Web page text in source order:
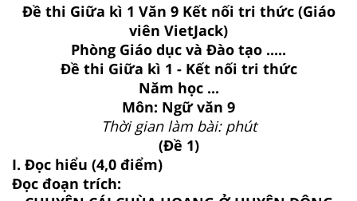
Đề thi Giữa kì 1 Văn 9 Kết nối tri thức (Giáo
viên VietJack)
Phòng Giáo dục và Đào tạo .....
Đề thi Giữa kì 1 - Kết nối tri thức
Năm học ...
Môn: Ngữ văn 9
Thời gian làm bài: phút
(Đề 1)
I. Đọc hiểu (4,0 điểm)
Đọc đoạn trích: